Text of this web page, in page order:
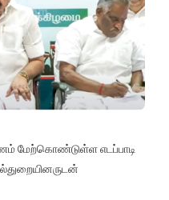
மேற்கொண்டுள்ள எடப்பாடி